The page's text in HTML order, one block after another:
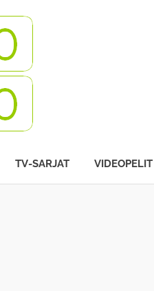
TV-SARJAT VIDEOPELIT